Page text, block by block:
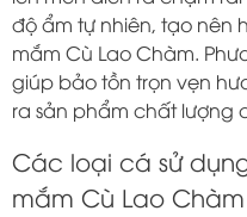
độ ẩm tự nhiên, tạo nên
mắm Cù Lao Chàm.
giúp bảo tồn trọn vẹn
ra sản phẩm chất lượng
Các loại cá sử
mắm Cù Lao Chàm